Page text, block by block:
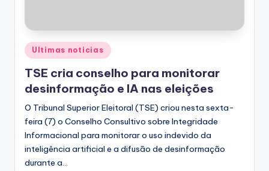
Posted
in
Ultimas noticias
TSE cria conselho para monitorar
desinformação e IA nas eleições
O Tribunal Superior Eleitoral (TSE) criou nesta sexta-
feira (7) o Conselho Consultivo sobre Integridade
Informacional para monitorar o uso indevido da
inteligência artificial e a difusão de desinformação
durante a…